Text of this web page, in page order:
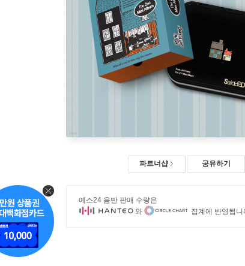
파트너샵 공유하기
예스24 음반 판매 수량은
와
집계에 반영됩니